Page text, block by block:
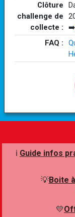
Clôture
challenge de
collecte :
➡️
FAQ :
ℹ️ Guide infos
💡Boite
💛